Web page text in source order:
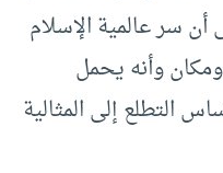
أن سر عالمية الإسلام
وأنه يحمل
التطلع إلى المثالية